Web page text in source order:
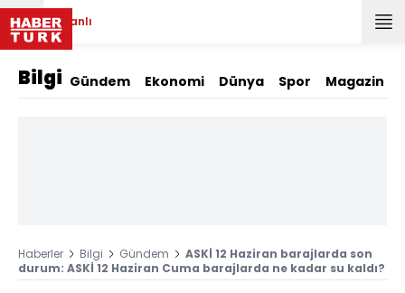
Canlı
Bilgi Gündem Ekonomi Dünya Spor Magazin
Haberler Bilgi Gündem
ASKİ 12 Haziran barajlarda son
durum: ASKİ 12 Haziran Cuma barajlarda ne kadar su kaldı?